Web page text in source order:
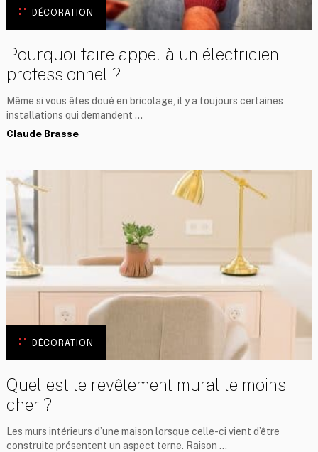
DÉCORATION
Pourquoi faire appel à un électricien
professionnel ?
Même si vous êtes doué en bricolage, il y a toujours certaines
installations qui demandent …
Claude Brasse
DÉCORATION
Quel est le revêtement mural le moins
cher ?
Les murs intérieurs d’une maison lorsque celle-ci vient d’être
construite présentent un aspect terne. Raison …